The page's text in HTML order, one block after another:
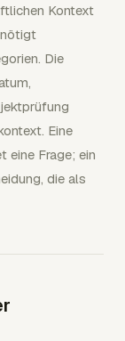
Kontext
Die
Eine
eine Frage; ein
die als